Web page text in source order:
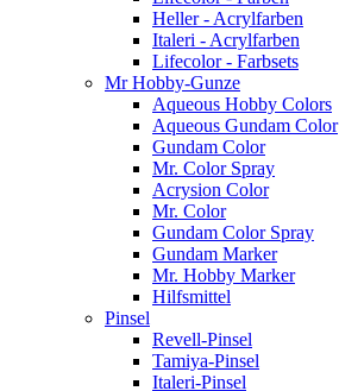
Heller - Acrylfarben
Italeri - Acrylfarben
Lifecolor - Farbsets
Mr Hobby-Gunze
Aqueous Hobby Colors
Aqueous Gundam Color
Gundam Color
Mr. Color Spray
Acrysion Color
Mr. Color
Gundam Color Spray
Gundam Marker
Mr. Hobby Marker
Hilfsmittel
Pinsel
Revell-Pinsel
Tamiya-Pinsel
Italeri-Pinsel